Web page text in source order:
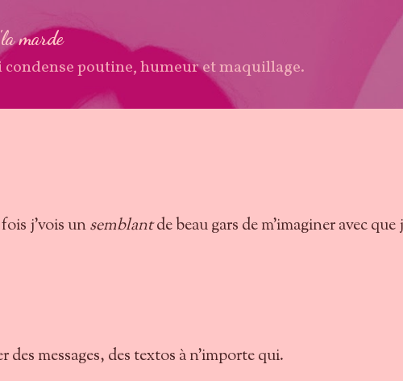
marde
condense poutine, humeur et maquillage.
fois j'vois unsemblantde beau gars de m'imaginer avec que
des messages, des textos à n'importe qui.